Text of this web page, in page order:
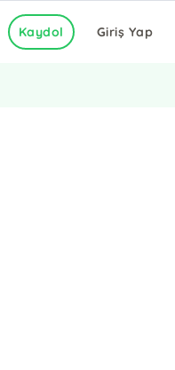
Giriş Yap
Kaydol